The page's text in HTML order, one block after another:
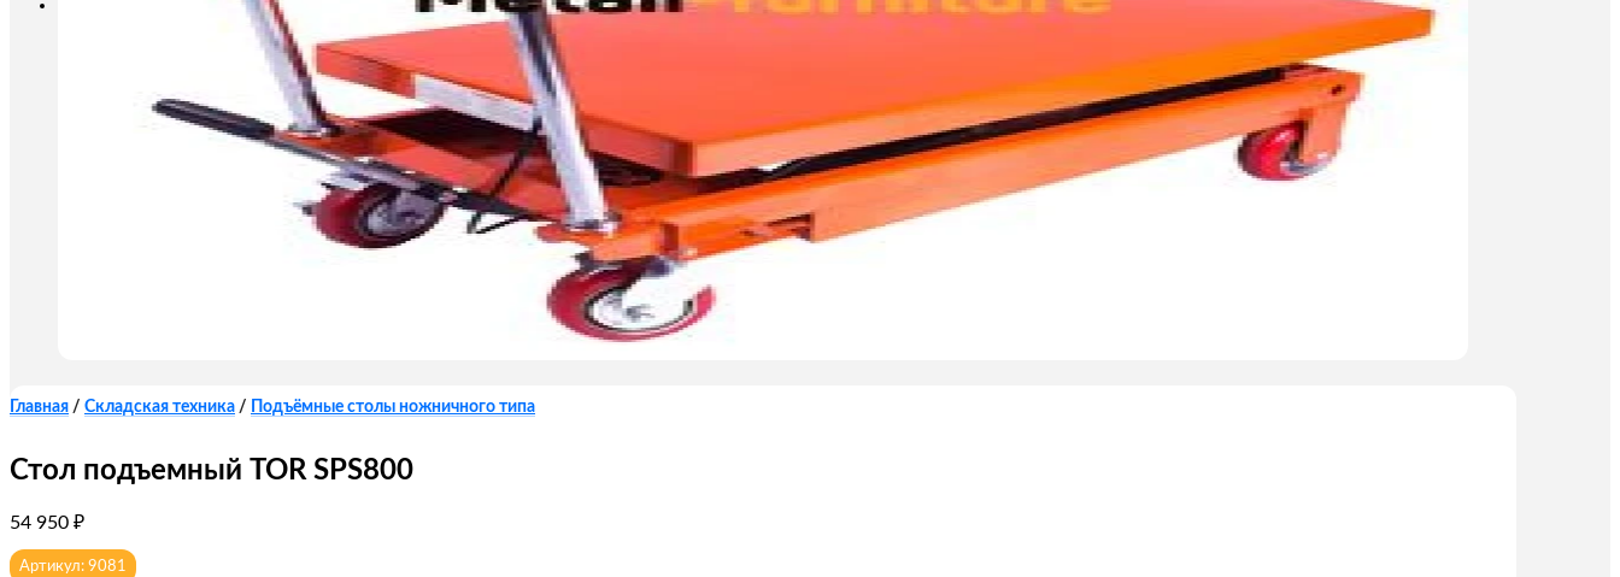
Главная / Складская техника / Подъёмные столы ножничного типа
Стол подъемный TOR SPS800
54 950 ₽
Артикул: 9081